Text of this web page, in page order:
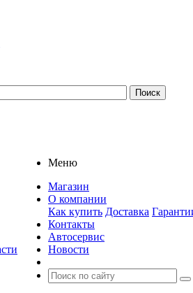
Меню
Магазин
О компании
Как купить Доставка
Контакты
Автосервис
Новости